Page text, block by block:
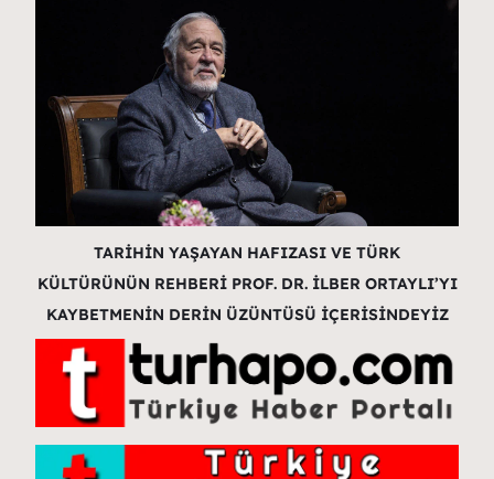
TARİHİN YAŞAYAN HAFIZASI VE TÜRK
KÜLTÜRÜNÜN REHBERİ PROF. DR. İLBER ORTAYLI’YI
KAYBETMENİN DERİN ÜZÜNTÜSÜ İÇERİSİNDEYİZ